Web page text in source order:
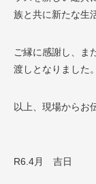
族と共に新たな生
ご縁に感謝し、ま
渡しとなりました。
以上、現場からお
R6.4月 吉日